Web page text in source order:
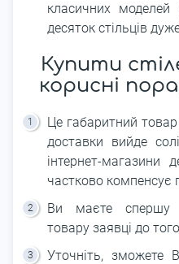
класичних моделей
десяток стільців
Купити
корисні
Це габаритний
доставки вийде
інтернет-магазини
частково компенсує
Ви маєте спершу
товару заявці до
Уточніть, зможете